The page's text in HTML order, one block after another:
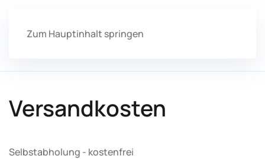
Zum Hauptinhalt springen
Versandkosten
Selbstabholung - kostenfrei